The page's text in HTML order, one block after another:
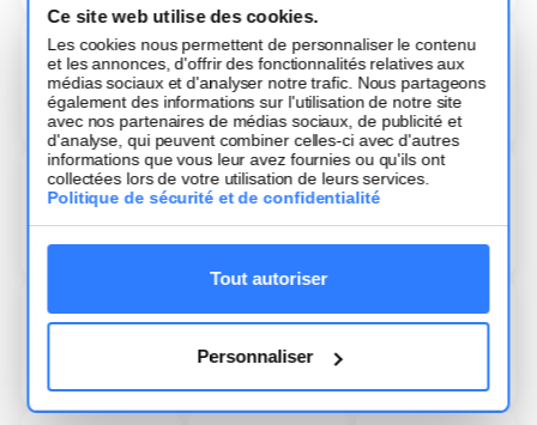
Ce site web utilise des cookies.
Les cookies nous permettent de personnaliser le contenu
et les annonces, d'offrir des fonctionnalités relatives aux
médias sociaux et d'analyser notre trafic. Nous partageons
également des informations sur l'utilisation de notre site
avec nos partenaires de médias sociaux, de publicité et
d'analyse, qui peuvent combiner celles-ci avec d'autres
informations que vous leur avez fournies ou qu'ils ont
collectées lors de votre utilisation de leurs services.
Politique de sécurité et de confidentialité
Tout autoriser
Personnaliser